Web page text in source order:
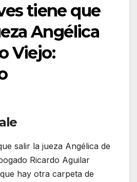
tiene que
Angélica
Viejo:
salir la jueza Angélica de
Ricardo Aguilar
hay otra carpeta de